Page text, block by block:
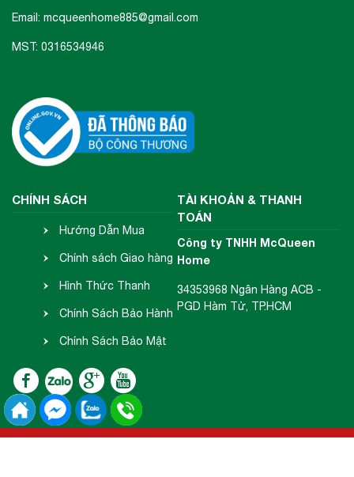
Email: mcqueenhome885@gmail.com
MST: 0316534946
CHÍNH SÁCH
Hướng Dẫn Mua
Hàng
Chính sách Giao hàng
- Nhận hàng
Hình Thức Thanh
Toán
Chính Sách Bảo Hành
- Đổi Trả
Chính Sách Bảo Mật
Thông Tin
TÀI KHOẢN & THANH
TOÁN
Công ty TNHH McQueen
Home
34353968 Ngân Hàng ACB -
PGD Hàm Tử, TP.HCM